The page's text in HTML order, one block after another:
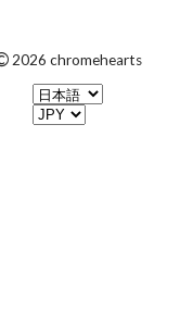
2026 chromehearts